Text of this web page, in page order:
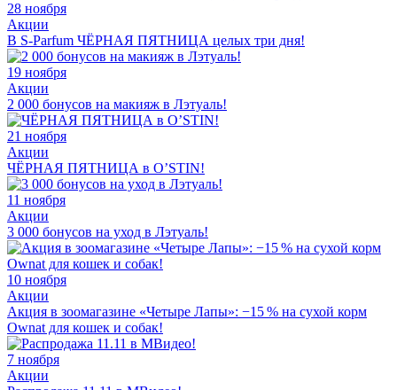
28 ноября
Акции
В S-Parfum ЧЁРНАЯ ПЯТНИЦА целых три дня!
19 ноября
Акции
2 000 бонусов на макияж в Лэтуаль!
21 ноября
Акции
ЧЁРНАЯ ПЯТНИЦА в O’STIN!
11 ноября
Акции
3 000 бонусов на уход в Лэтуаль!
10 ноября
Акции
Акция в зоомагазине «Четыре Лапы»: −15 % на сухой корм
Ownat для кошек и собак!
7 ноября
Акции